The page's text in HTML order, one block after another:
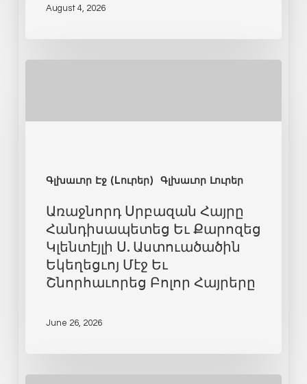
August 4, 2026
Գլխաւոր Էջ (Lուրեր) Գլխաւոր Լուրեր
Առաջնորդ Սրբազան Հայրը
Հանդիսապետեց Եւ Քարոզեց
Կլենտէյլի Ս. Աստուածածին
Եկեղեցւոյ Մէջ Եւ
Շնորհաւորեց Բոլոր Հայրերը
June 26, 2026